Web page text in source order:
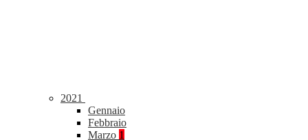
2021
Gennaio
Febbraio
Marzo 1